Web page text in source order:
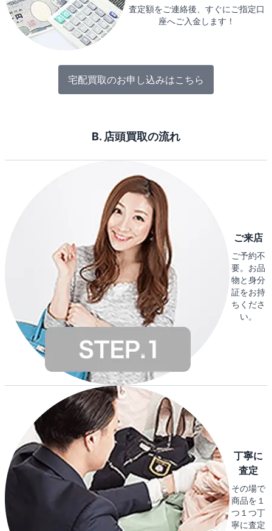
査定額をご連絡後、すぐにご指定口
座へご入金します！
宅配買取のお申し込みはこちら
B. 店頭買取の流れ
ご来店
ご予約不
要。お品
物と身分
証をお持
ちくださ
い。
丁寧に
査定
その場で
商品を１
つ１つ丁
寧に査定